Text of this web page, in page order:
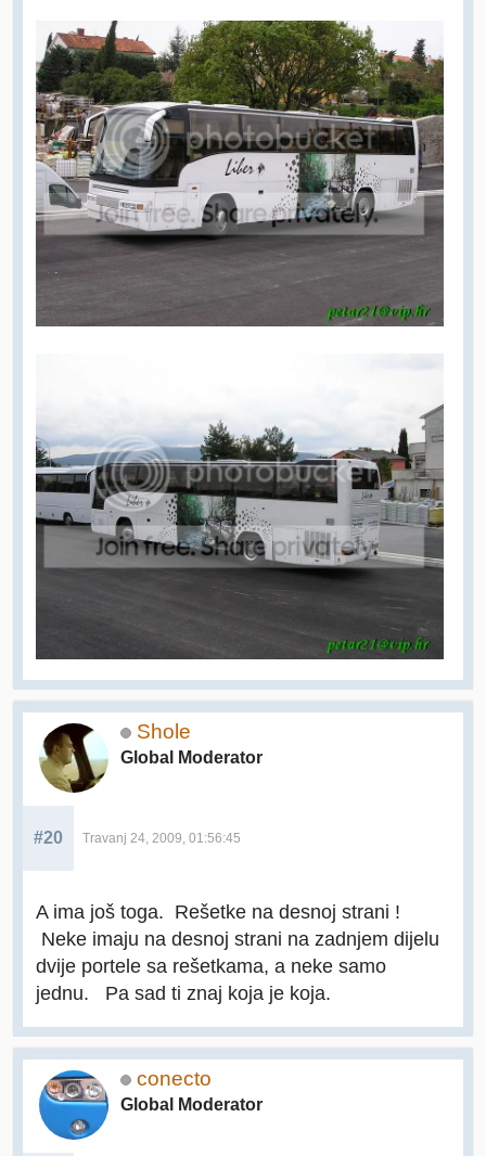
Shole
Global Moderator
#20 Travanj 24, 2009, 01:56:45
A ima još toga. Rešetke na desnoj strani !
Neke imaju na desnoj strani na zadnjem dijelu
dvije portele sa rešetkama, a neke samo
jednu. Pa sad ti znaj koja je koja.
conecto
Global Moderator